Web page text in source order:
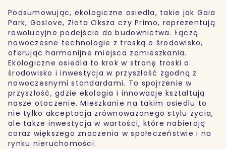
Podsumowując, ekologiczne osiedla, takie jak Gaia
Park, Goslove, Złota Oksza czy Primo, reprezentują
rewolucyjne podejście do budownictwa. Łączą
nowoczesne technologie z troską o środowisko,
oferując harmonijne miejsca zamieszkania.
Ekologiczne osiedla to krok w stronę troski o
środowisko i inwestycja w przyszłość zgodną z
nowoczesnymi standardami. To spojrzenie w
przyszłość, gdzie ekologia i innowacje kształtują
nasze otoczenie. Mieszkanie na takim osiedlu to
nie tylko akceptacja zrównoważonego stylu życia,
ale także inwestycja w wartości, które nabierają
coraz większego znaczenia w społeczeństwie i na
rynku nieruchomości.